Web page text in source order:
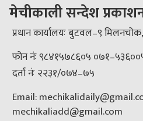
मेचीकाली सन्देश प्रकाशन
प्रधान कार्यालयः बुटवल–९
फोन नंः ९८४१५७८६०५
दर्ता नंः २२३१/०७४–७५
Email:
mechikaliadd@gmail.com